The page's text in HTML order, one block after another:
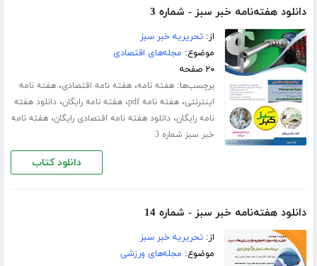
دانلود هفته‌نامه خبر سبز - شماره 3
از:تحریریه خبر سبز
موضوع: مجله‌های اقتصادی
۲۰ صفحه
برچسب‌ها:هفته نامه،هفته نامه اقتصادی،هفته نامه
اینترنتی،هفته نامه pdf ،هفته نامه رایگان،دانلود هفته
نامه رایگان،دانلود هفته نامه اقتصادی رایگان،هفته نامه
خبر سبز شماره 3
دانلود کتاب
دانلود هفته‌نامه خبر سبز - شماره 14
از:تحریریه خبر سبز
موضوع: مجله‌های ورزشی